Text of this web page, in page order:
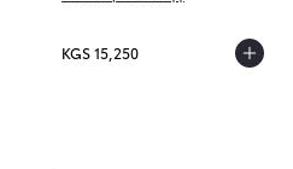
KGS 15,250